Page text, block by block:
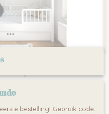
80x160 cm met
bestelling! Gebruik code: